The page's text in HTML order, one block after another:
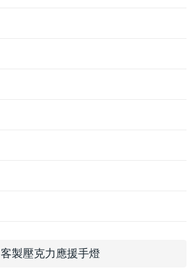
客製壓克力應援手燈